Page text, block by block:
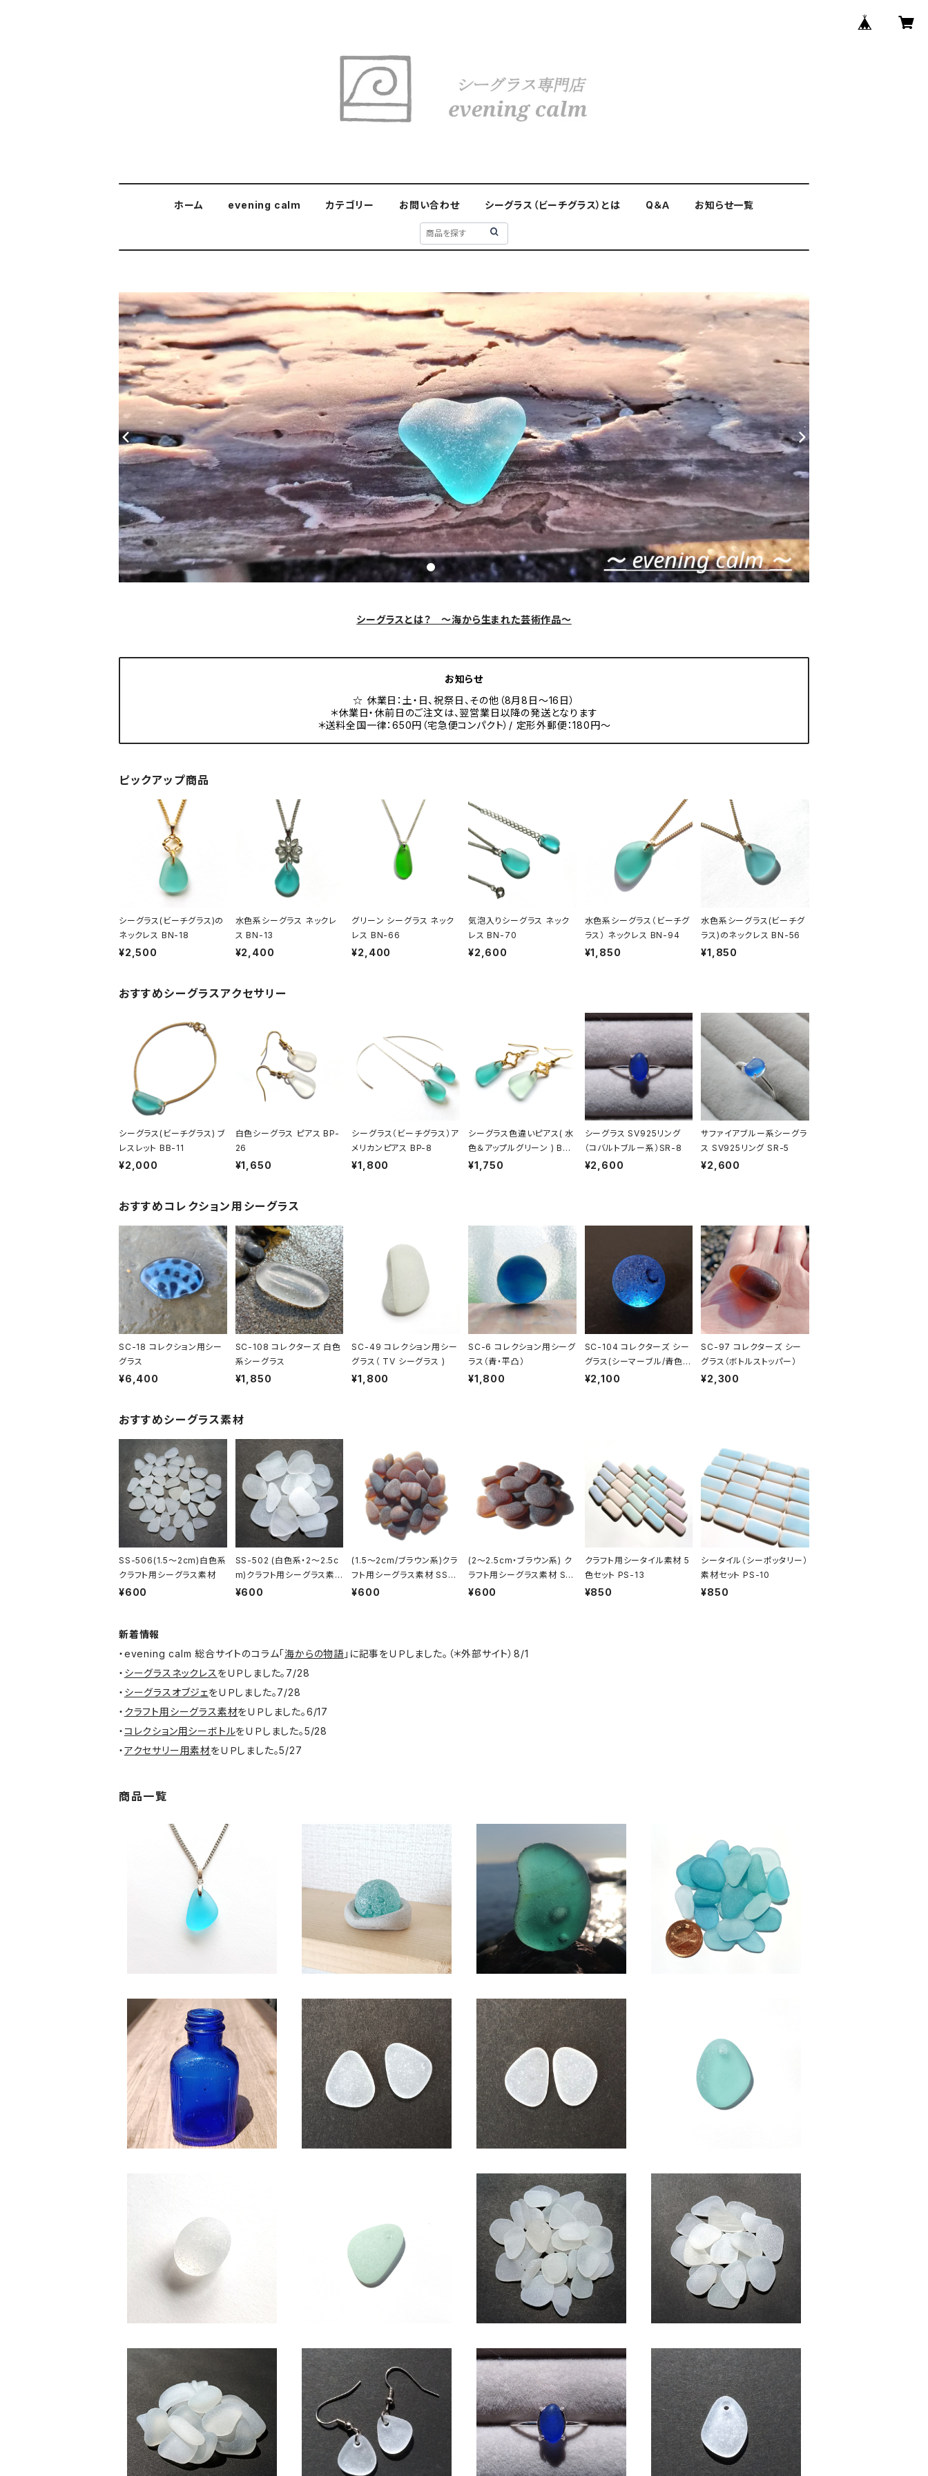
ホーム evening calm カテゴリー お問い合わせ シーグラス（ビーチグラス）とは Q＆Ａ お知らせ一覧
シーグラスとは？ ～海から生まれた芸術作品～
お知らせ
☆ 休業日：土・日、祝祭日、その他（8月8日～16日）
＊休業日・休前日のご注文は、翌営業日以降の発送となります
＊送料全国一律：650円（宅急便コンパクト）/ 定形外郵便：180円～
ピックアップ商品
シーグラス(ビーチグラス)の
ネックレス BN-18
¥2,500
水色系シーグラス ネックレ
ス BN-13
¥2,400
グリーン シーグラス ネック
レス BN-66
¥2,400
気泡入りシーグラス ネック
レス BN-70
¥2,600
水色系シーグラス（ビーチグ
ラス） ネックレス BN-94
¥1,850
水色系シーグラス(ビーチグ
ラス)のネックレス BN-56
¥1,850
おすすめシーグラスアクセサリー
シーグラス(ビーチグラス) ブ
レスレット BB-11
¥2,000
白色シーグラス ピアス BP-
26
¥1,650
シーグラス（ビーチグラス）ア
メリカンピアス BP-8
¥1,800
シーグラス色違いピアス( 水
色＆アップルグリーン ) BP-
27
¥1,750
シーグラス SV925リング
（コバルトブルー系）SR-8
¥2,600
サファイアブルー系シーグラ
ス SV925リング SR-5
¥2,600
おすすめコレクション用シーグラス
SC-18 コレクション用シー
グラス
¥6,400
SC-108 コレクターズ 白色
系シーグラス
¥1,850
SC-49 コレクション用シー
グラス（ TV シーグラス )
¥1,800
SC-6 コレクション用シーグ
ラス（青・平凸）
¥1,800
SC-104 コレクターズ シー
グラス(シーマーブル/青色
系）
¥2,100
SC-97 コレクターズ シー
グラス（ボトルストッパー）
¥2,300
おすすめシーグラス素材
SS-506(1.5～2cm)白色系
クラフト用シーグラス素材
¥600
SS-502 (白色系・2～2.5c
m)クラフト用シーグラス素
材
¥600
(1.5～2cm/ブラウン系)クラ
フト用シーグラス素材 SS-4
85
¥600
(2～2.5cm・ブラウン系) ク
ラフト用シーグラス素材 SS
-484
¥600
クラフト用シータイル素材 5
色セット PS-13
¥850
シータイル（シーポッタリー）
素材セット PS-10
¥850
新着情報
・evening calm 総合サイトのコラム「海からの物語 」に記事をＵＰしました。（＊外部サイト）8/1
・ シーグラスネックレス をＵＰしました。7/28
・ シーグラスオブジェをＵＰしました。7/28
・ クラフト用シーグラス素材をＵＰしました。6/17
・コレクション用シーボトルをＵＰしました。5/28
・アクセサリー用素材をＵＰしました。5/27
商品一覧
水色系天然シーグラス ネックレ
ス BN-95
¥2,350
シーマーブル オブジェ BZ-114
¥2,300
SC-118 コレクション用 シーグ
ラス（気泡入り）
¥2,150
SS-511(2～2.5cm/クラフト
用)水色系シーグラス素材
¥600
SOLD OUT
SB-3 シーボトル（コバルトブル
¥2,580
シーグラス アクセサリー素材(ピ
アス用) ASP-1
¥600
シーグラス アクセサリー素材(ピ
アス用) ASP-2
¥600
アクセサリー用シーグラス素材
(水色系) AS-20
SC-117 コレクション用 シーグ
ラス（白色）
¥850
アクセサリー用シーグラス素材
(アップルグリーン) AS-19
SS-505(1.5～2cm・白色系)ク
ラフト用シーグラス素材
¥600
(2～2.5cm・白色系)クラフト用
シーグラス素材 SS-508
¥600
SOLD OUT
(白色系・2～2.5cm)クラフト用
シーグラス素材 SS-507
¥600
シーグラス ピアス（白色系） BP-
38
¥1,650
シーグラス SV925リング （コバ
ルトブルー系）SR-8
¥2,600
ペンダントヘッド用シーグラス
素材(白色) AS-13
¥1,000